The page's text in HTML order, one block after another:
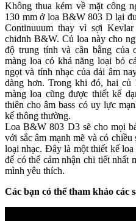
Không thua kém về mặt công
130 mm ở loa B&W 803 D lại
Continuuum thay vì sợi
chidnh B&W. Củ loa này cho
độ trung tính và cân bằng của
màng loa có khả năng loại bỏ
ngọt và tính nhạc của dải âm
dàng hơn. Trong khi đó, hai củ
màng loa cũng được thiết kế
thiên cho âm bass có uy lực
kế thông thường.
Loa B&W 803 D3 sẽ cho mọi
với sắc âm mạnh mẽ và có
loại nhạc. Đây là một thiết kế
để có thể cảm nhận chi tiết nhất
mình yêu thích.
Các bạn có thể tham khảo các